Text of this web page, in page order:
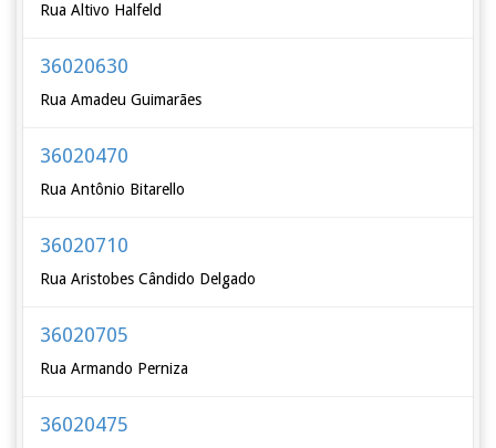
Rua Altivo Halfeld
36020630
Rua Amadeu Guimarães
36020470
Rua Antônio Bitarello
36020710
Rua Aristobes Cândido Delgado
36020705
Rua Armando Perniza
36020475